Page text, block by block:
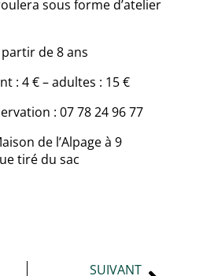
sous forme d’atelier
de 8 ans
: 4 € – adultes : 15 €
: 07 78 24 96 77
de l’Alpage à 9
tiré du sac
SUIVANT